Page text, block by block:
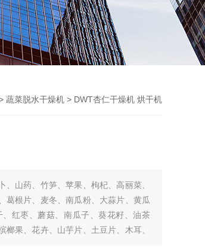
蔬菜脱水干燥机 > DWT杏仁干燥机 烘干机
山药、竹笋、苹果、枸杞、高丽菜、
葛根片、麦冬、南瓜粉、大蒜片、黄瓜
红枣、蘑菇、南瓜子、葵花籽、油茶
果、花卉、山芋片、土豆片、木耳、